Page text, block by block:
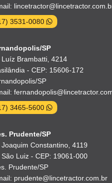
3531-0080
SP
Luíz Brambatti, 4214
- CEP: 15606-172
SP
3465-5600
Prudente/SP
Joaquim Constantino, 4119
São Luiz - CEP: 19061-000
Prudente/SP
prudente@lincetractor.com.br